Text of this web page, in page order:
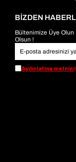
BİZDEN
Bültenimize Üye Olun
Olsun !
Aydınlatma metnini